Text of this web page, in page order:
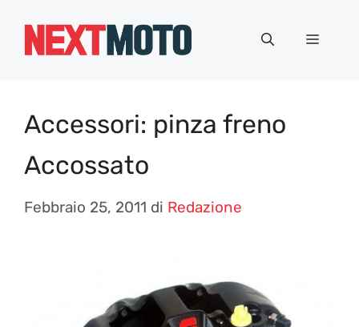
Menu
Accessori: pinza freno
Accossato
Febbraio 25, 2011 di Redazione